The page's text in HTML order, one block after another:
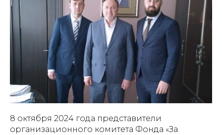
8 октября 2024 года представители
организационного комитета Фонда «За